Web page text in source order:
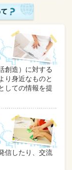
創造）に対する
り身近なものと
しての情報を提
信したり、交流